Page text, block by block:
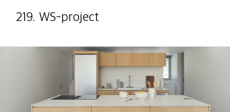
219. WS-project